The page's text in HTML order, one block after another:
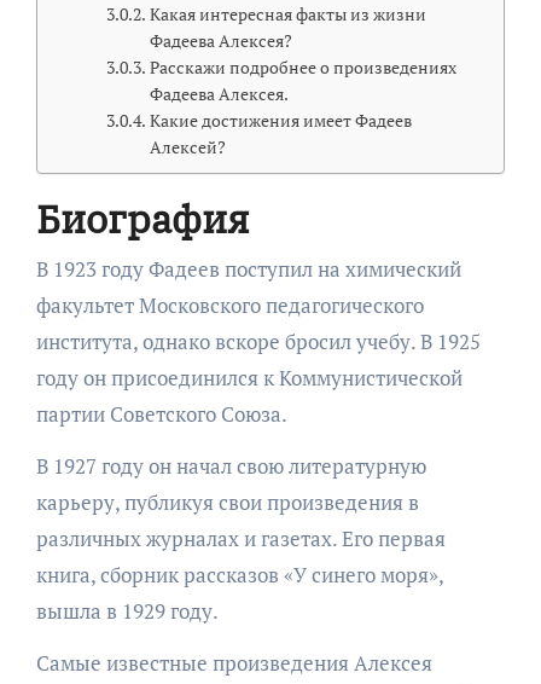
Какая интересная факты из жизни
Фадеева Алексея?
Расскажи подробнее о произведениях
Фадеева Алексея.
Какие достижения имеет Фадеев
Алексей?
Биография
В 1923 году Фадеев поступил на химический
факультет Московского педагогического
института, однако вскоре бросил учебу. В 1925
году он присоединился к Коммунистической
партии Советского Союза.
В 1927 году он начал свою литературную
карьеру, публикуя свои произведения в
различных журналах и газетах. Его первая
книга, сборник рассказов «У синего моря»,
вышла в 1929 году.
Самые известные произведения Алексея